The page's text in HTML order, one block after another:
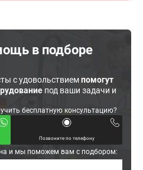
в подборе
с удовольствиемпомогут
под ваши задачи и
бесплатную консультацию?
Позвоните по телефону
и мы поможем вам с подбором: